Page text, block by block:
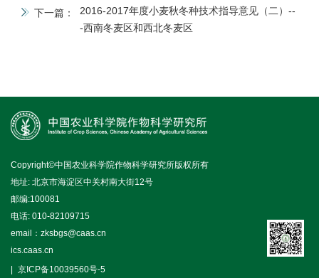
下一篇：
2016-2017年度小麦秋冬种技术指导意见（二）--
-西南冬麦区和西北冬麦区
Copyright©中国农业科学院作物科学研究所版权所有
地址: 北京市海淀区中关村南大街12号
邮编:100081
电话: 010-82109715
email：zksbgs@caas.cn
ics.caas.cn
京ICP备10039560号-5